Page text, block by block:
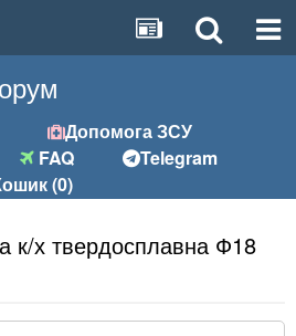
Допомога ЗСУ
FAQ
Telegram
(0)
к/х твердосплавна Ф18